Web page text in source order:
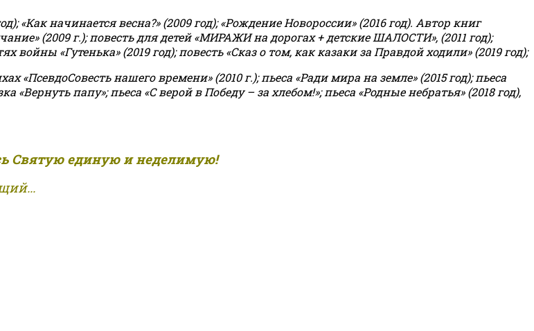
«Как начинается весна?» (2009 год); «Рождение Новороссии» (2016 год). Автор книг
(2009 г.); повесть для детей «МИРАЖИ на дорогах + детские ШАЛОСТИ», (2011 год);
войны «Гутенька» (2019 год); повесть «Сказ о том, как казаки за Правдой ходили» (2019 год);
«ПсевдоСовесть нашего времени» (2010 г.); пьеса «Ради мира на земле» (2015 год); пьеса
«Вернуть папу»; пьеса «С верой в Победу – за хлебом!»;пьеса «Родные небратья» (2018 год),
Святую единую и неделимую!